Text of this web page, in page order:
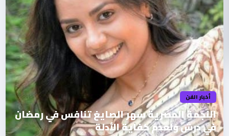
أخبار الفن
النجمة المصرية سهر الصايغ تنافس في رمضان
في درش ولعدم كفاية الأدلة